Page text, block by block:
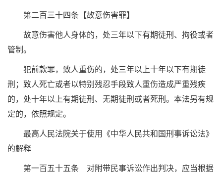
第二百三十四条【故意伤害罪】
故意伤害他人身体的，处三年以下有期徒刑、拘役或者
管制。
犯前款罪，致人重伤的，处三年以上十年以下有期徒
刑；致人死亡或者以特别残忍手段致人重伤造成严重残疾
的，处十年以上有期徒刑、无期徒刑或者死刑。本法另有规
定的，依照规定。
最高人民法院关于使用《中华人民共和国刑事诉讼法》
的解释
第一百五十五条 对附带民事诉讼作出判决，应当根据